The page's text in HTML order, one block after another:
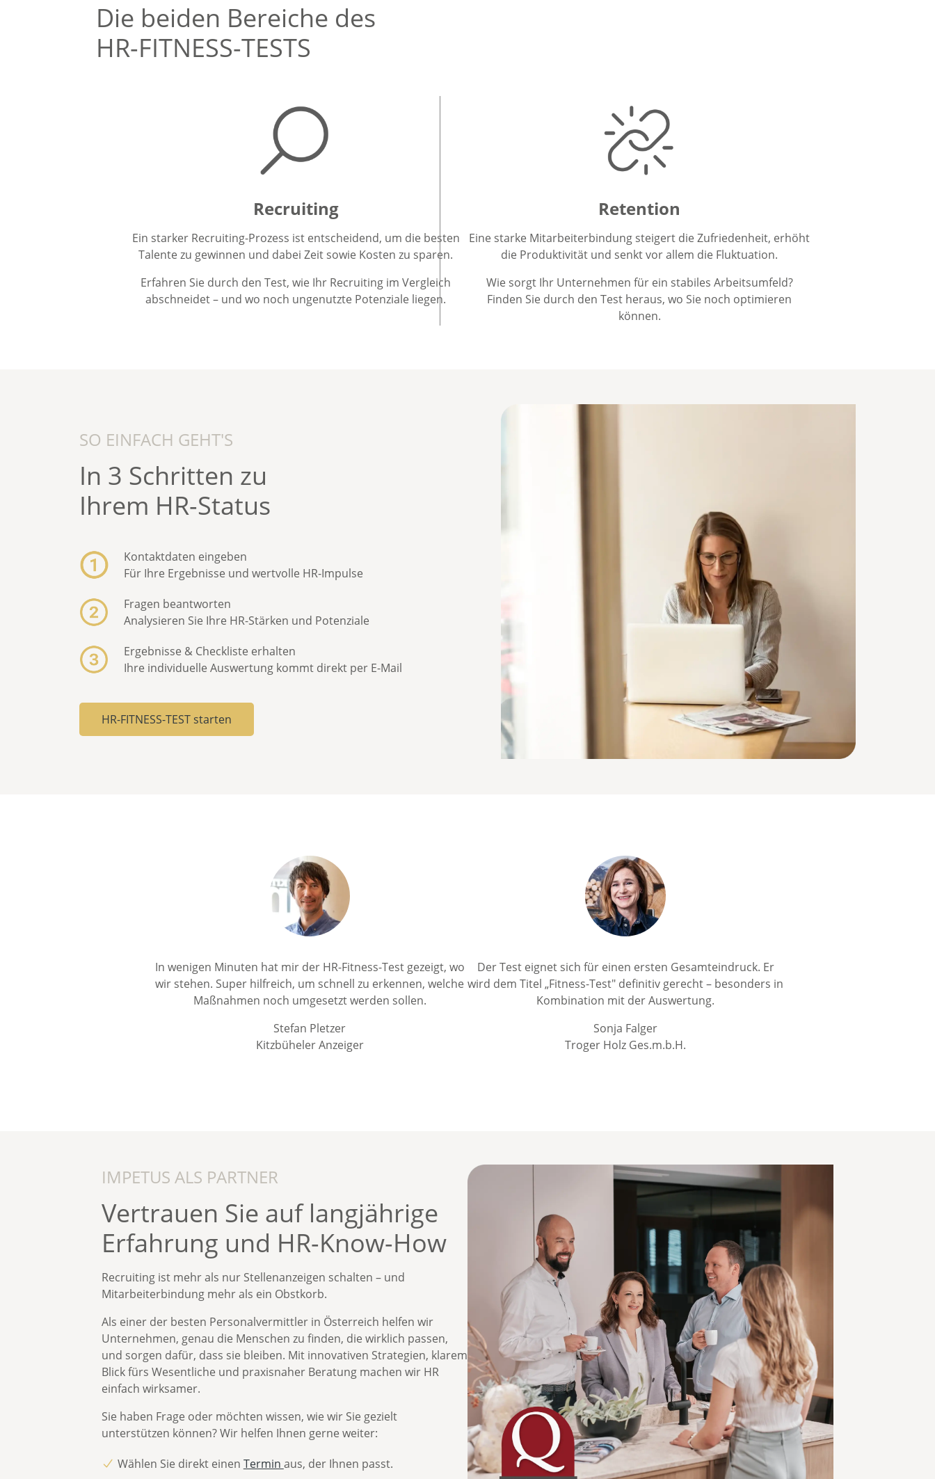
Die beiden Bereiche des
HR-FITNESS-TESTS
Recruiting
Ein starker Recruiting-Prozess ist entscheidend, um die besten
Talente zu gewinnen und dabei Zeit sowie Kosten zu sparen.
Erfahren Sie durch den Test, wie Ihr Recruiting im Vergleich
abschneidet – und wo noch ungenutzte Potenziale liegen.
Retention
Eine starke Mitarbeiterbindung steigert die Zufriedenheit, erhöht
die Produktivität und senkt vor allem die Fluktuation.
Wie sorgt Ihr Unternehmen für ein stabiles Arbeitsumfeld?
Finden Sie durch den Test heraus, wo Sie noch optimieren
können.
SO EINFACH GEHT'S
In 3 Schritten zu
Ihrem HR-Status
Kontaktdaten eingeben
Für Ihre Ergebnisse und wertvolle HR-Impulse
Fragen beantworten
Analysieren Sie Ihre HR-Stärken und Potenziale
Ergebnisse & Checkliste erhalten
Ihre individuelle Auswertung kommt direkt per E-Mail
HR-FITNESS-TEST starten
In wenigen Minuten hat mir der HR-Fitness-Test gezeigt, wo
wir stehen. Super hilfreich, um schnell zu erkennen, welche
Maßnahmen noch umgesetzt werden sollen.
Stefan Pletzer
Kitzbüheler Anzeiger
Der Test eignet sich für einen ersten Gesamteindruck. Er
wird dem Titel „Fitness-Test" definitiv gerecht – besonders in
Kombination mit der Auswertung.
Sonja Falger
Troger Holz Ges.m.b.H.
IMPETUS ALS PARTNER
Vertrauen Sie auf langjährige
Erfahrung und HR-Know-How
Recruiting ist mehr als nur Stellenanzeigen schalten – und
Mitarbeiterbindung mehr als ein Obstkorb.
Als einer der besten Personalvermittler in Österreich helfen wir
Unternehmen, genau die Menschen zu finden, die wirklich passen,
und sorgen dafür, dass sie bleiben. Mit innovativen Strategien, klarem
Blickfürs Wesentliche und praxisnaher Beratung machen wir HR
einfach wirksamer.
Sie haben Frage oder möchten wissen, wie wir Sie gezielt
unterstützen können?Wir helfen Ihnen gerne weiter:
Wählen Sie direkt einen Termin aus, der Ihnen passt.